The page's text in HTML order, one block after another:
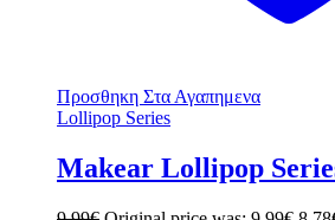
Προσθηκη Στα Αγαπημενα
Lollipop Series
Makear Lollipop